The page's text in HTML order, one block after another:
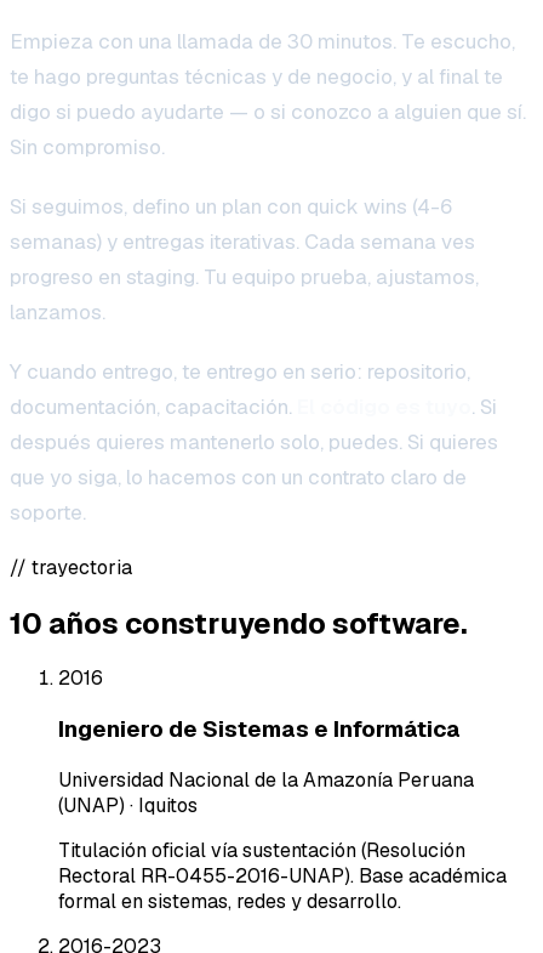
Empieza con una llamada de 30 minutos. Te escucho,
te hago preguntas técnicas y de negocio, y al final te
digo si puedo ayudarte — o si conozco a alguien que sí.
Sin compromiso.
Si seguimos, defino un plan con quick wins (4-6
semanas) y entregas iterativas. Cada semana ves
progreso en staging. Tu equipo prueba, ajustamos,
lanzamos.
Y cuando entrego, te entrego en serio: repositorio,
documentación, capacitación.
. Si
después quieres mantenerlo solo, puedes. Si quieres
que yo siga, lo hacemos con un contrato claro de
soporte.
// trayectoria
10 años construyendo software.
2016
Ingeniero de Sistemas e Informática
Universidad Nacional de la Amazonía Peruana
(UNAP) · Iquitos
Titulación oficial vía sustentación (Resolución
Rectoral RR-0455-2016-UNAP). Base académica
formal en sistemas, redes y desarrollo.
2016-2023